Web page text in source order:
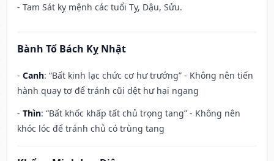
- Tam Sát kỵ mệnh các tuổi Tỵ, Dậu, Sửu.
Bành Tổ Bách Kỵ Nhật
- Canh: “Bất kinh lạc chức cơ hư trướng” - Không nên tiến
hành quay tơ để tránh cũi dệt hư hại ngang
- Thìn: “Bất khốc khấp tất chủ trọng tang” - Không nên
khóc lóc để tránh chủ có trùng tang